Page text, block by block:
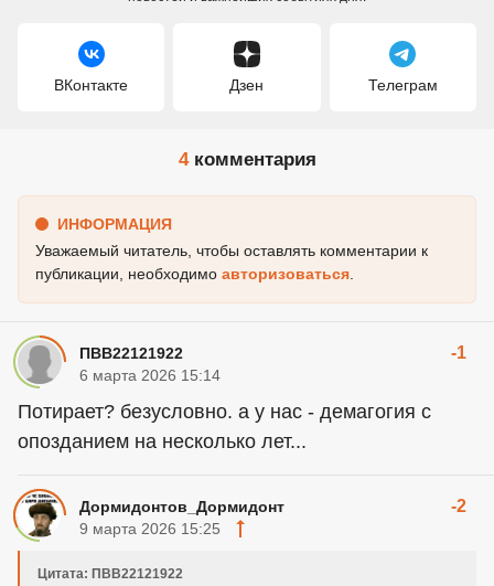
ВКонтакте Дзен Телеграм
4комментария
ИНФОРМАЦИЯ
Уважаемый читатель, чтобы оставлять комментарии к
публикации, необходимо авторизоваться.
ПВВ22121922 -1
6 марта 2026 15:14
Потирает? безусловно. а у нас - демагогия с
опозданием на несколько лет...
Дормидонтов_Дормидонт -2
9 марта 2026 15:25
Цитата: ПВВ22121922